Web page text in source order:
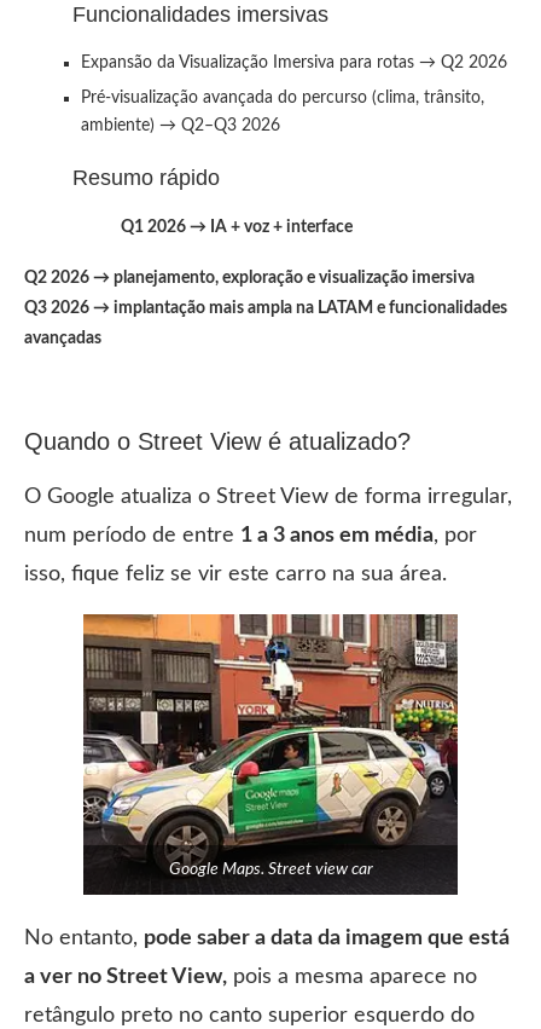
Funcionalidades imersivas
Expansão da Visualização Imersiva para rotas → Q2 2026
Pré-visualização avançada do percurso (clima, trânsito,
ambiente) → Q2–Q3 2026
Resumo rápido
Q1 2026 → IA + voz + interface
Q2 2026 → planejamento, exploração e visualização imersiva
Q3 2026 → implantação mais ampla na LATAM e funcionalidades
avançadas
Quando o Street View é atualizado?
O Google atualiza o Street View de forma irregular,
num período de entre 1 a 3 anos em média, por
isso, fique feliz se vir este carro na sua área.
Google Maps. Street view car
No entanto, pode saber a data da imagem que está
a ver no Street View, pois a mesma aparece no
retângulo preto no canto superior esquerdo do